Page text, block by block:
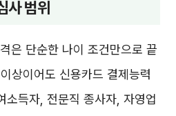
사 범위
은 단순한 나이 조건만으로 끝
상이어도 신용카드 결제능력
소득자, 전문직 종사자, 자영업